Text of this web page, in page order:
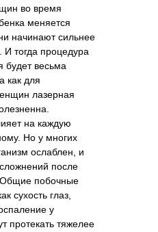
во время
меняется
начинают сильнее
И тогда процедура
будет весьма
как для
лазерная
на каждую
Но у многих
ослаблен, и
после
побочные
сухость глаз,
у
протекать тяжелее